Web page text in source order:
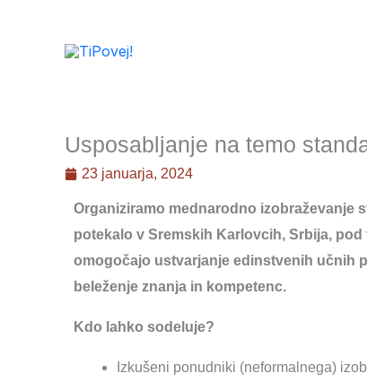
Usposabljanje na temo
23 januarja, 2024
Organiziramo mednarodno izobraževanje
potekalo v Sremskih Karlovcih, Srbija,
omogočajo ustvarjanje edinstvenih učnih
beleženje znanja in kompetenc.
Kdo lahko sodeluje?
Izkušeni ponudniki (neformalnega)